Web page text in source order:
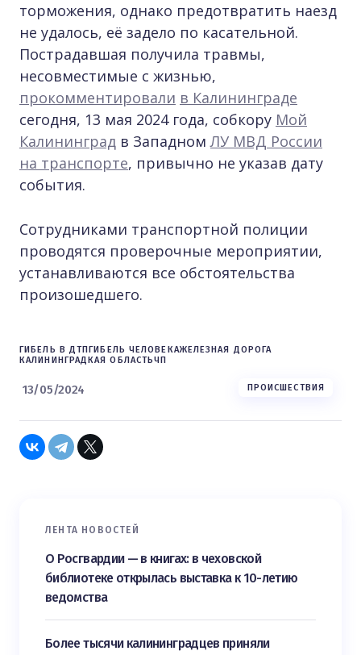
торможения, однако предотвратить наезд
не удалось, её задело по касательной.
Пострадавшая получила травмы,
несовместимые с жизнью,
прокомментировали в Калининграде
сегодня, 13 мая 2024 года, собкору Мой
Калининград в ЗападномЛУ МВД России
на транспорте, привычно не указав дату
события.
Сотрудниками транспортной полиции
проводятся проверочные мероприятии,
устанавливаются все обстоятельства
произошедшего.
ГИБЕЛЬ В ДТП ГИБЕЛЬ ЧЕЛОВЕКАЖЕЛЕЗНАЯ ДОРОГА
КАЛИНИНГРАДКАЯ ОБЛАСТЬЧП
13/05/2024 ПРОИСШЕСТВИЯ
ЛЕНТА НОВОСТЕЙ
О Росгвардии — в книгах: в чеховской
библиотеке открылась выставка к 10-летию
ведомства
Более тысячи калининградцев приняли